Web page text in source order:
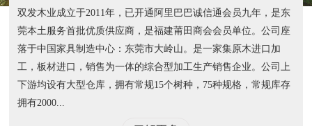
双发木业成立于2011年，已开通阿里巴巴诚信通会员九年，是东
莞本土服务首批优质供应商，是福建莆田商会会员单位。公司座
落于中国家具制造中心：东莞市大岭山。是一家集原木进口加
工，板材进口，销售为一体的综合型加工生产销售企业。公司上
下游均设有大型仓库，拥有常规15个树种，75种规格，常规库存
拥有2000...